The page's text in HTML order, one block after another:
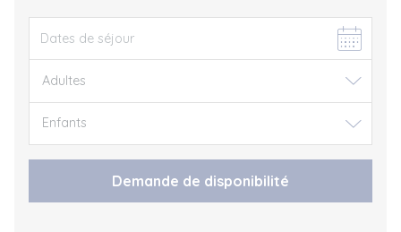
Demande de disponibilité